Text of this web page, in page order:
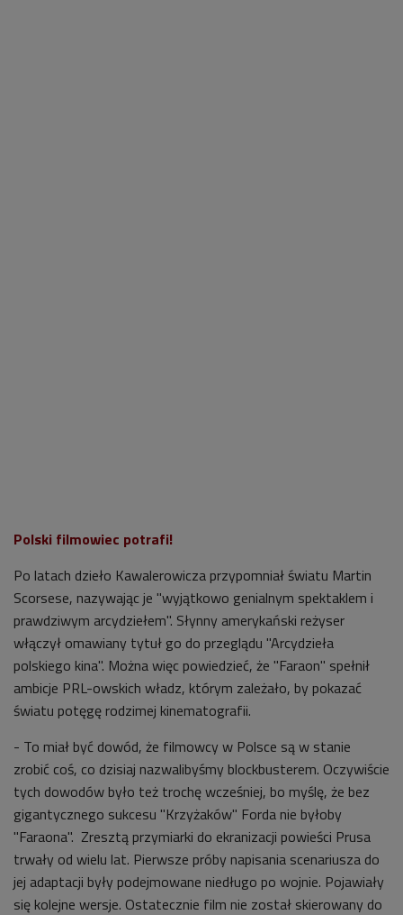
Polski filmowiec potrafi!
Po latach dzieło Kawalerowicza przypomniał światu Martin
Scorsese, nazywając je "wyjątkowo genialnym spektaklem i
prawdziwym arcydziełem". Słynny amerykański reżyser
włączył omawiany tytuł go do przeglądu "Arcydzieła
polskiego kina". Można więc powiedzieć, że "Faraon" spełnił
ambicje PRL-owskich władz, którym zależało, by pokazać
światu potęgę rodzimej kinematografii.
- To miał być dowód, że filmowcy w Polsce są w stanie
zrobić coś, co dzisiaj nazwalibyśmy blockbusterem. Oczywiście
tych dowodów było też trochę wcześniej, bo myślę, że bez
gigantycznego sukcesu "Krzyżaków" Forda nie byłoby
"Faraona". Zresztą przymiarki do ekranizacji powieści Prusa
trwały od wielu lat. Pierwsze próby napisania scenariusza do
jej adaptacji były podejmowane niedługo po wojnie. Pojawiały
się kolejne wersje. Ostatecznie film nie został skierowany do